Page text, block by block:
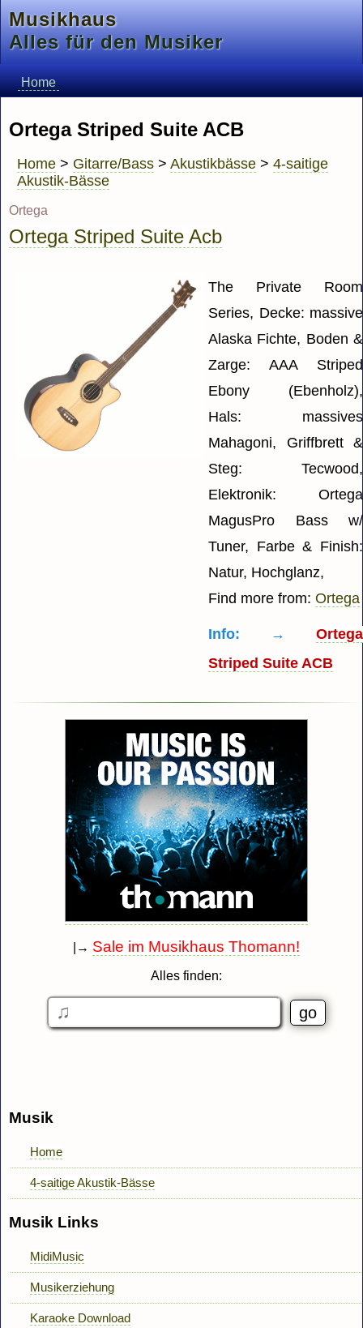
Musikhaus
Alles für den Musiker
Home
Ortega Striped Suite ACB
Home > Gitarre/Bass > Akustikbässe > 4-saitige
Akustik-Bässe
Ortega
Ortega Striped Suite Acb
The Private Room
Series, Decke: massive
Alaska Fichte, Boden &
Zarge: AAA Striped
Ebony (Ebenholz),
Hals: massives
Mahagoni, Griffbrett &
Steg: Tecwood,
Elektronik: Ortega
MagusPro Bass w/
Tuner, Farbe & Finish:
Natur, Hochglanz,
Find more from: Ortega
Info: →Ortega
Striped Suite ACB
|→ Sale im Musikhaus Thomann!
Alles finden:
Musik
Home
4-saitige Akustik-Bässe
Musik Links
MidiMusic
Musikerziehung
Karaoke Download